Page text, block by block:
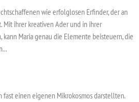
wie erfolglosen Erfinder, der an
Mit ihrer kreativen Ader und in ihrer
Maria genau die Elemente beisteuern, die
einen eigenen Mikrokosmos darstellten.